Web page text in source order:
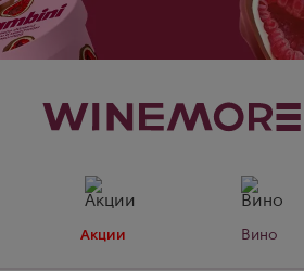
Акции Вино